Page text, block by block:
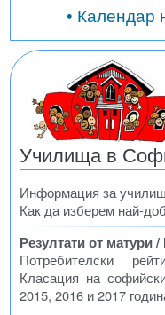
• Календар
Училища в
Информация за
Как да изберем най-
Резултати от матури
Потребителски
Класация на
2015, 2016 и 2017